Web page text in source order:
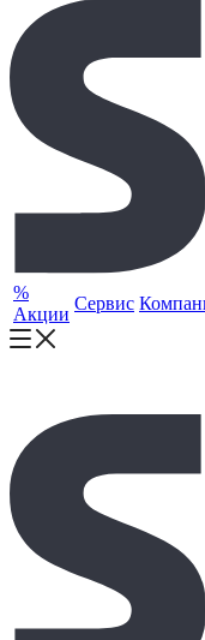
%
Акции
Сервис